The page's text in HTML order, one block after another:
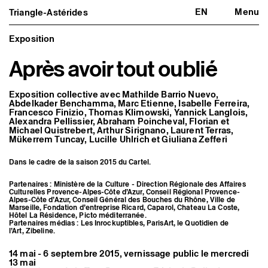
Triangle-Astérides EN Menu
Triangle-Astérides
Centre d’art contemporain
d’intérêt national
et résidence internationale d'artistes
Fermer
Présentation
À propos
Équipe et gouvernance
Partenaires et réseaux
Formation professionnelle
Adhérer / nous soutenir
Rapports d'activité
Informations pratiques
Programmation
Expositions
Événements
Programmation éditoriale
Médiation
Publics associés
Les Nouveaux Commanditaires
Artistes résident·es et associé·es
Résident·es
Exposition
Après avoir tout oublié
Exposition collective avecMathilde Barrio Nuevo,
Abdelkader Benchamma,Marc Etienne,Isabelle Ferreira,
Francesco Finizio,Thomas Klimowski,Yannick Langlois,
Alexandra Pellissier, Abraham Poincheval, Florian et
Michael Quistrebert, Arthur Sirignano,Laurent Terras,
Mükerrem Tuncay, Lucille UhlrichetGiuliana Zefferi
Dans le cadre de la saison 2015 du Cartel.
Partenaires : Ministère de la Culture - Direction Régionale des Affaires
Culturelles Provence-Alpes-Côte d’Azur, Conseil Régional Provence-
Alpes-Côte d’Azur, Conseil Général des Bouches du Rhône, Ville de
Marseille, Fondation d’entreprise Ricard, Caparol, Chateau La Coste,
Hôtel La Résidence, Picto méditerranée.
Partenaires médias : Les Inrockuptibles, ParisArt, le Quotidien de
l’Art, Zibeline.
14 mai - 6 septembre 2015, vernissage public le mercredi
13 mai